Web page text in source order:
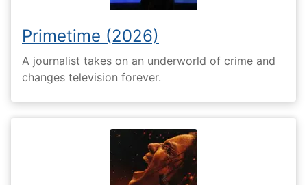
Primetime (2026)
A journalist takes on an underworld of crime and
changes television forever.